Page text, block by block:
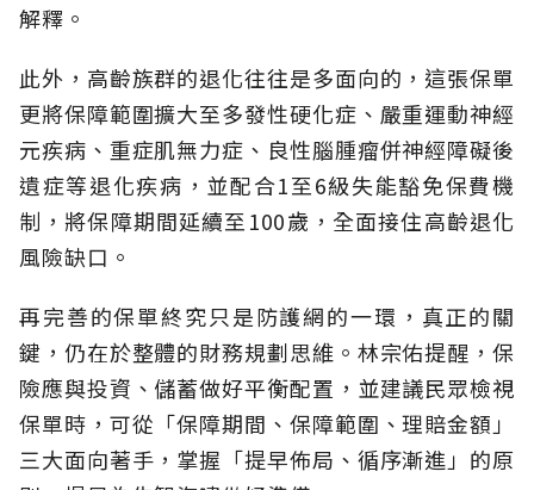
解釋。
此外，高齡族群的退化往往是多面向的，這張保單
更將保障範圍擴大至多發性硬化症、嚴重運動神經
元疾病、重症肌無力症、良性腦腫瘤併神經障礙後
遺症等退化疾病，並配合1至6級失能豁免保費機
制，將保障期間延續至100歲，全面接住高齡退化
風險缺口。
再完善的保單終究只是防護網的一環，真正的關
鍵，仍在於整體的財務規劃思維。 林宗佑提醒，保
險應與投資、儲蓄做好平衡配置，並建議民眾檢視
保單時，可從「保障期間、保障範圍、理賠金額」
三大面向著手，掌握「提早佈局、循序漸進」的原